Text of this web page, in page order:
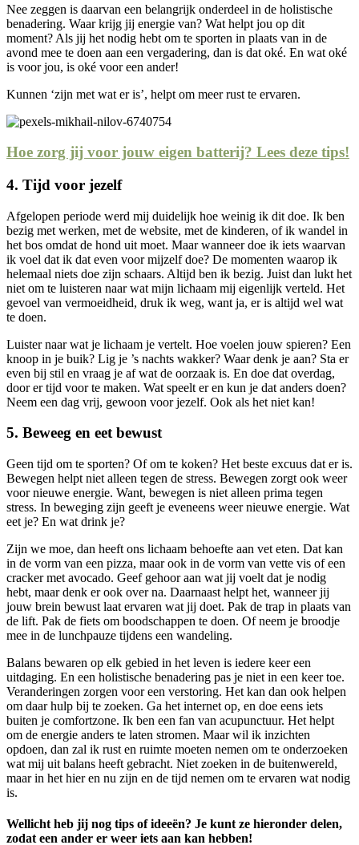
Nee zeggen is daarvan een belangrijk onderdeel in de holistische
benadering. Waar krijg jij energie van? Wat helpt jou op dit
moment? Als jij het nodig hebt om te sporten in plaats van in de
avond mee te doen aan een vergadering, dan is dat oké. En wat oké
is voor jou, is oké voor een ander!
Kunnen ‘zijn met wat er is’, helpt om meer rust te ervaren.
Hoe zorg jij voor jouw eigen batterij? Lees deze tips!
4. Tijd voor jezelf
Afgelopen periode werd mij duidelijk hoe weinig ik dit doe. Ik ben
bezig met werken, met de website, met de kinderen, of ik wandel in
het bos omdat de hond uit moet. Maar wanneer doe ik iets waarvan
ik voel dat ik dat even voor mijzelf doe? De momenten waarop ik
helemaal niets doe zijn schaars. Altijd ben ik bezig. Juist dan lukt het
niet om te luisteren naar wat mijn lichaam mij eigenlijk verteld. Het
gevoel van vermoeidheid, druk ik weg, want ja, er is altijd wel wat
te doen.
Luister naar wat je lichaam je vertelt. Hoe voelen jouw spieren? Een
knoop in je buik? Lig je ’s nachts wakker? Waar denk je aan? Sta er
even bij stil en vraag je af wat de oorzaak is. En doe dat overdag,
door er tijd voor te maken. Wat speelt er en kun je dat anders doen?
Neem een dag vrij, gewoon voor jezelf. Ook als het niet kan!
5. Beweeg en eet bewust
Geen tijd om te sporten? Of om te koken? Het beste excuus dat er is.
Bewegen helpt niet alleen tegen de stress. Bewegen zorgt ook weer
voor nieuwe energie. Want, bewegen is niet alleen prima tegen
stress. In beweging zijn geeft je eveneens weer nieuwe energie. Wat
eet je? En wat drink je?
Zijn we moe, dan heeft ons lichaam behoefte aan vet eten. Dat kan
in de vorm van een pizza, maar ook in de vorm van vette vis of een
cracker met avocado. Geef gehoor aan wat jij voelt dat je nodig
hebt, maar denk er ook over na. Daarnaast helpt het, wanneer jij
jouw brein bewust laat ervaren wat jij doet. Pak de trap in plaats van
de lift. Pak de fiets om boodschappen te doen. Of neem je broodje
mee in de lunchpauze tijdens een wandeling.
Balans bewaren op elk gebied in het leven is iedere keer een
uitdaging. En een holistische benadering pas je niet in een keer toe.
Veranderingen zorgen voor een verstoring. Het kan dan ook helpen
om daar hulp bij te zoeken. Ga het internet op, en doe eens iets
buiten je comfortzone. Ik ben een fan van acupunctuur. Het helpt
om de energie anders te laten stromen. Maar wil ik inzichten
opdoen, dan zal ik rust en ruimte moeten nemen om te onderzoeken
wat mij uit balans heeft gebracht. Niet zoeken in de buitenwereld,
maar in het hier en nu zijn en de tijd nemen om te ervaren wat nodig
is.
Wellicht heb jij nog tips of ideeën? Je kunt ze hieronder delen,
zodat een ander er weer iets aan kan hebben!